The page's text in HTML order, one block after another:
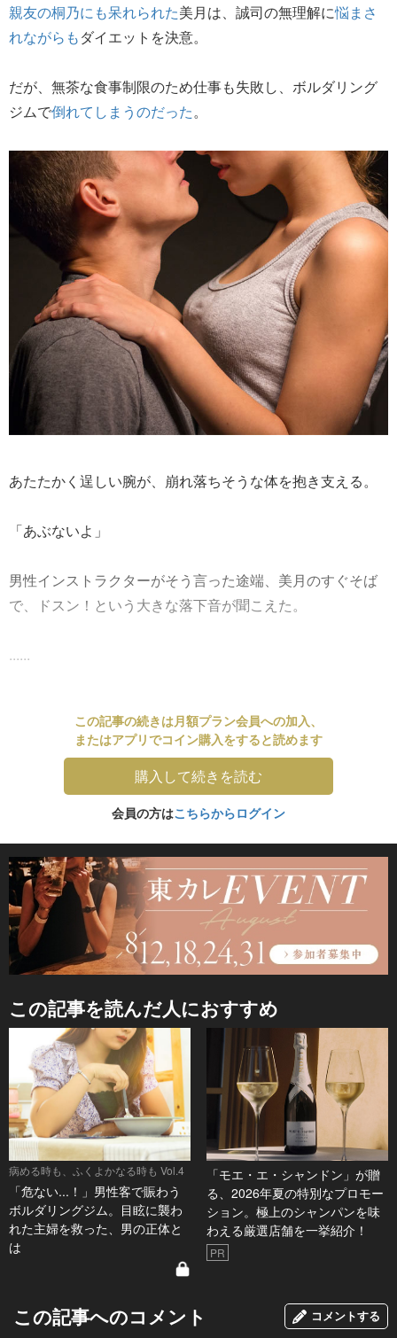
親友の桐乃にも呆れられた美月は、誠司の無理解に悩まさ
れながらもダイエットを決意。
だが、無茶な食事制限のため仕事も失敗し、ボルダリング
ジムで倒れてしまうのだった。
あたたかく逞しい腕が、崩れ落ちそうな体を抱き支える。
「あぶないよ」
男性インストラクターがそう言った途端、美月のすぐそば
で、ドスン！という大きな落下音が聞こえた。
......
この記事の続きは月額プラン会員への加入、
またはアプリでコイン購入をすると読めます
購入して続きを読む
会員の方はこちらからログイン
この記事を読んだ人におすすめ
病める時も、ふくよかなる時も Vol.4
「危ない...！」男性客で賑わう
ボルダリングジム。目眩に襲わ
れた主婦を救った、男の正体と
は
「モエ・エ・シャンドン」が贈
る、2026年夏の特別なプロモー
ション。極上のシャンパンを味
わえる厳選店舗を一挙紹介！
PR
この記事へのコメント コメントする